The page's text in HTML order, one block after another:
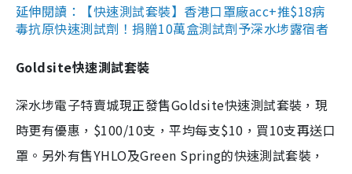
延伸閱讀：【快速測試套裝】香港口罩廠acc+推$18病
毒抗原快速測試劑！捐贈10萬盒測試劑予深水埗露宿者
Goldsite快速測試套裝
深水埗電子特賣城現正發售Goldsite快速測試套裝，現
時更有優惠，$100/10支，平均每支$10，買10支再送口
罩。另外有售YHLO及Green Spring的快速測試套裝，